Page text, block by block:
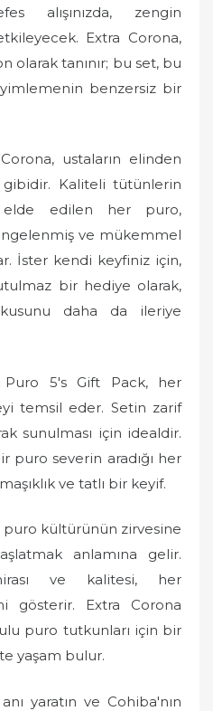
alışınızda, zengin
Extra Corona,
olarak tanınır; bu set, bu
benzersiz bir
ustaların elinden
gibidir. Kaliteli tütünlerin
elde edilen her puro,
ve mükemmel
İster kendi keyfiniz için,
bir hediye olarak,
daha da ileriye
Puro 5's Gift Pack, her
temsil eder. Setin zarif
sunulması için idealdir.
severin aradığı her
ve tatlı bir keyif.
kültürünün zirvesine
anlamına gelir.
ve kalitesi, her
gösterir. Extra Corona
puro tutkunları için bir
yaşam bulur.
yaratın ve Cohiba'nın